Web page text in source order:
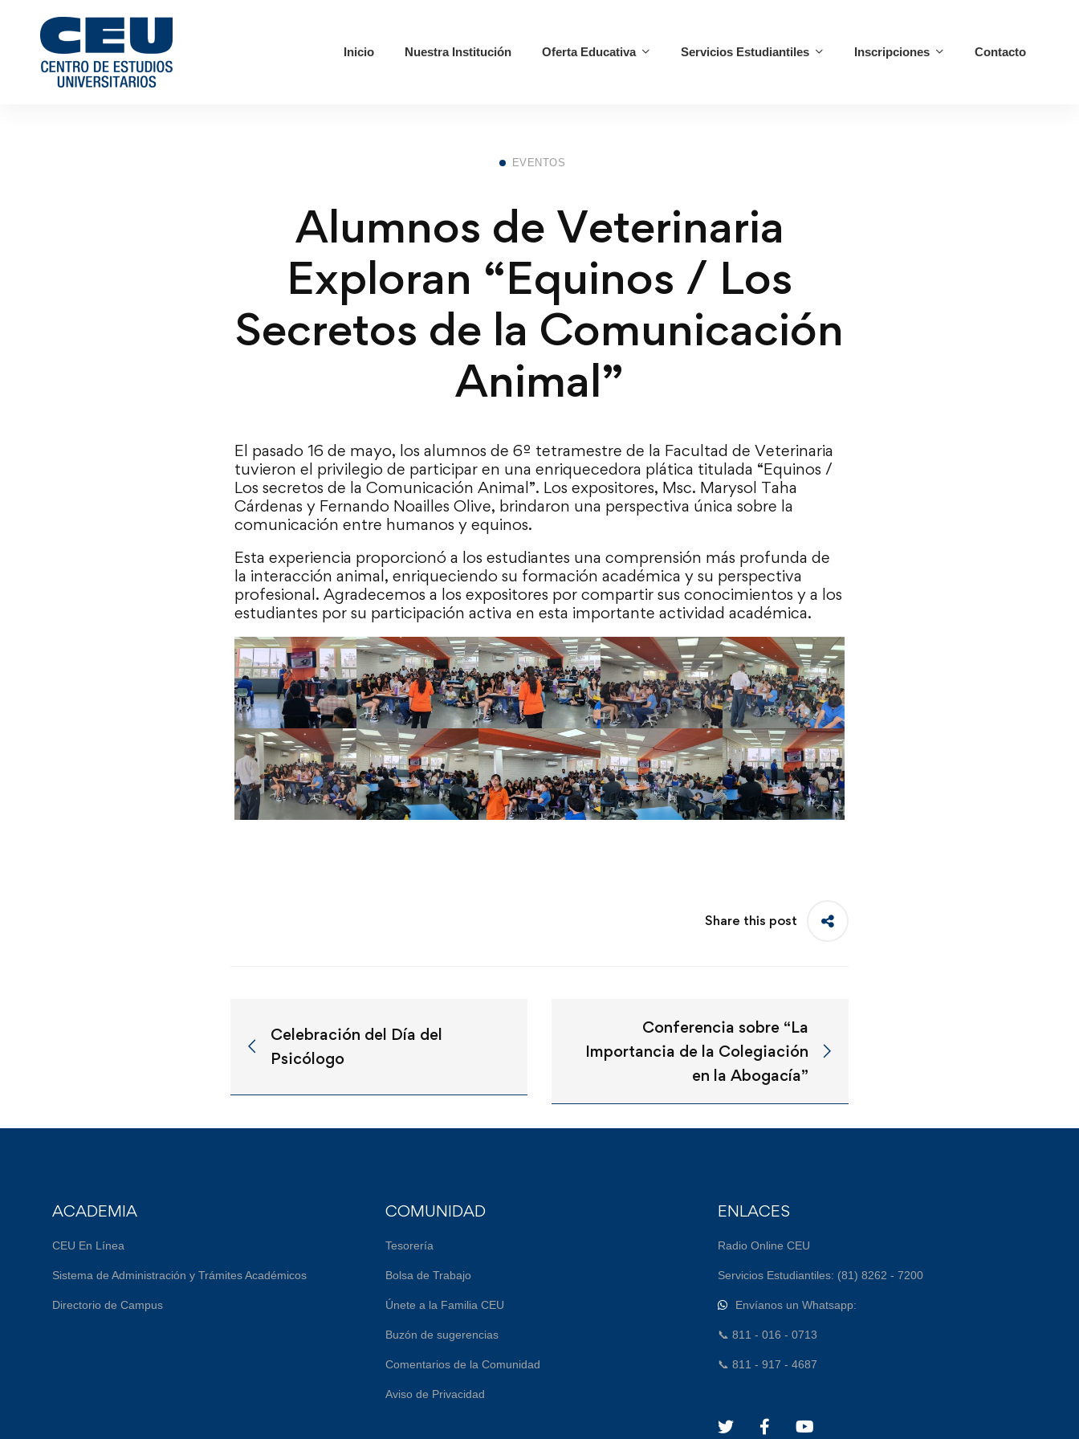
Inicio Nuestra Institución Oferta Educativa Servicios Estudiantiles Inscripciones Contacto
EVENTOS
Alumnos de Veterinaria
Exploran “Equinos / Los
Secretos de la Comunicación
Animal”
El pasado 16 de mayo, los alumnos de 6º tetramestre de la Facultad de Veterinaria
tuvieron el privilegio de participar en una enriquecedora plática titulada “Equinos /
Los secretos de la Comunicación Animal”. Los expositores, Msc. Marysol Taha
Cárdenas y Fernando Noailles Olive, brindaron una perspectiva única sobre la
comunicación entre humanos y equinos.
Esta experiencia proporcionó a los estudiantes una comprensión más profunda de
la interacción animal, enriqueciendo su formación académica y su perspectiva
profesional. Agradecemos a los expositores por compartir sus conocimientos y a los
estudiantes por su participación activa en esta importante actividad académica.
Share this post
Celebración del Día del
Psicólogo
Conferencia sobre “La
Importancia de la Colegiación
en la Abogacía”
ACADEMIA
CEU En Línea
Sistema de Administración y Trámites Académicos
Directorio de Campus
COMUNIDAD
Tesorería
Bolsa de Trabajo
Únete a la Familia CEU
Buzón de sugerencias
Comentarios de la Comunidad
Aviso de Privacidad
ENLACES
Radio Online CEU
Servicios Estudiantiles: (81) 8262 - 7200
Envíanos un Whatsapp:
📞 811 - 016 - 0713
📞 811 - 917 - 4687